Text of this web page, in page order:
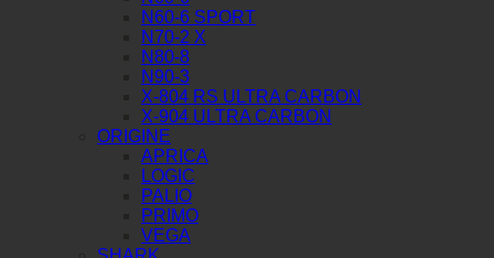
N60-6 SPORT
N70-2 X
N80-8
N90-3
X-804 RS ULTRA CARBON
X-904 ULTRA CARBON
ORIGINE
APRICA
LOGIC
PALIO
PRIMO
VEGA